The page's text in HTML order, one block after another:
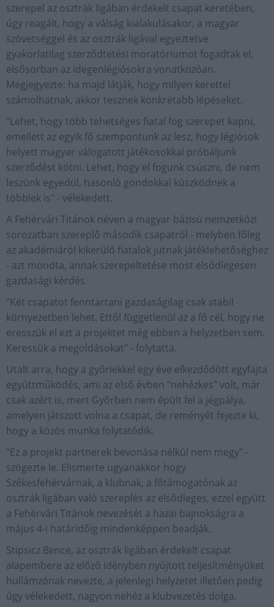
szerepel az osztrák ligában érdekelt csapat keretében,
úgy reagált, hogy a válság kialakulásakor, a magyar
szövetséggel és az osztrák ligával egyeztetve
gyakorlatilag szerződtetési moratóriumot fogadtak el,
elsősorban az idegenlégiósokra vonatkozóan.
Megjegyezte: ha majd látják, hogy milyen kerettel
számolhatnak, akkor tesznek konkrétabb lépéseket.
"Lehet, hogy több tehetséges fiatal fog szerepet kapni,
emellett az egyik fő szempontunk az lesz, hogy légiósok
helyett magyar válogatott játékosokkal próbáljunk
szerződést kötni. Lehet, hogy el fogunk csúszni, de nem
leszünk egyedül, hasonló gondokkal küszködnek a
többiek is" - vélekedett.
A Fehérvári Titánok néven a magyar bázisú nemzetközi
sorozatban szereplő második csapatról - melyben főleg
az akadémiáról kikerülő fiatalok jutnak játéklehetőséghez
- azt mondta, annak szerepeltetése most elsődlegesen
gazdasági kérdés.
"Két csapatot fenntartani gazdaságilag csak stabil
környezetben lehet. Ettől függetlenül az a fő cél, hogy ne
eresszük el ezt a projektet még ebben a helyzetben sem.
Keressük a megoldásokat" - folytatta.
Utalt arra, hogy a győriekkel egy éve elkezdődött egyfajta
együttműködés, ami az első évben "nehézkes" volt, már
csak azért is, mert Győrben nem épült fel a jégpálya,
amelyen játszott volna a csapat, de reményét fejezte ki,
hogy a közös munka folytatódik.
"Ez a projekt partnerek bevonása nélkül nem megy" -
szögezte le. Elismerte ugyanakkor hogy
Székesfehérvárnak, a klubnak, a főtámogatónak az
osztrák ligában való szereplés az elsődleges, ezzel együtt
a Fehérvári Titánok nevezését a hazai bajnokságra a
május 4-i határidőig mindenképpen beadják.
Stipsicz Bence, az osztrák ligában érdekelt csapat
alapembere az előző idényben nyújtott teljesítményüket
hullámzónak nevezte, a jelenlegi helyzetet illetően pedig
úgy vélekedett, nagyon nehéz a klubvezetés dolga.